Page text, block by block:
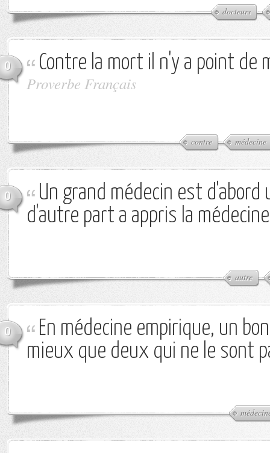
docteurs
0 Contre la mort il n'y a point de
Proverbe Français
contre médecine
0
Un grand médecin est
d'autre part a appris la
autre
0
En médecine empirique, un
mieux que deux qui ne le sont